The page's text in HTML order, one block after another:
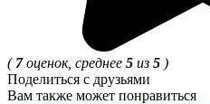
( 7оценок, среднее 5 из 5 )
Поделиться с друзьями
Вам также может понравиться